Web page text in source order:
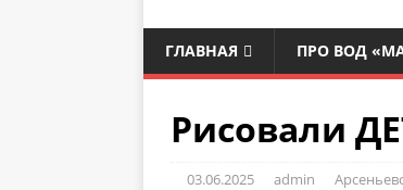
ГЛАВНАЯ ПРО ВОД
Рисовали
03.06.2025 admin